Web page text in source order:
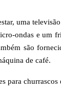
uma
ondas e um
são
de café.
para churrascos